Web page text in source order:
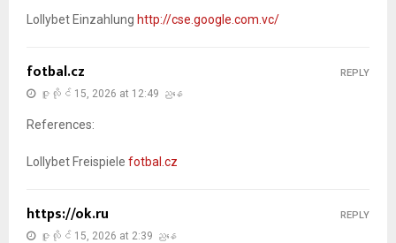
Lollybet Einzahlung http://cse.google.com.vc/
fotbal.cz
ဇူလိုင် 15, 2026 at 12:49 ညနေ
References:
Lollybet Freispiele fotbal.cz
REPLY
https://ok.ru
ဇူလိုင် 15, 2026 at 2:39 ညနေ
REPLY